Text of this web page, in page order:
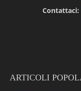
Contattaci:
ARTICOLI